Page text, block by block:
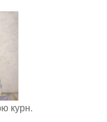
курн.